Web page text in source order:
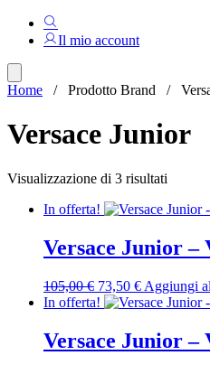
Il mio account
Home / Prodotto Brand /
Versace Junior
Visualizzazione di 3 risultati
base
più
recente
In offerta!
Versace Junior –
105,00€ Il
prezzo
105,00 €.
73,50 €Il
prezzo
73,50 €.
Aggiungi
In offerta!
Versace Junior –